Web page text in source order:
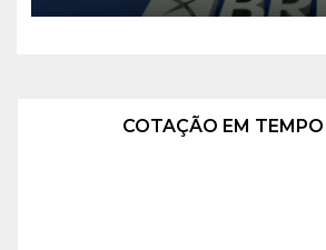
COTAÇÃO EM TEMPO